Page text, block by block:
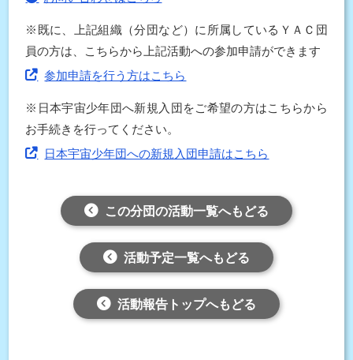
※既に、上記組織（分団など）に所属しているＹＡＣ団
員の方は、こちらから上記活動への参加申請ができます
参加申請を行う方はこちら
※日本宇宙少年団へ新規入団をご希望の方はこちらから
お手続きを行ってください。
日本宇宙少年団への新規入団申請はこちら
この分団の活動一覧へもどる
活動予定一覧へもどる
活動報告トップへもどる